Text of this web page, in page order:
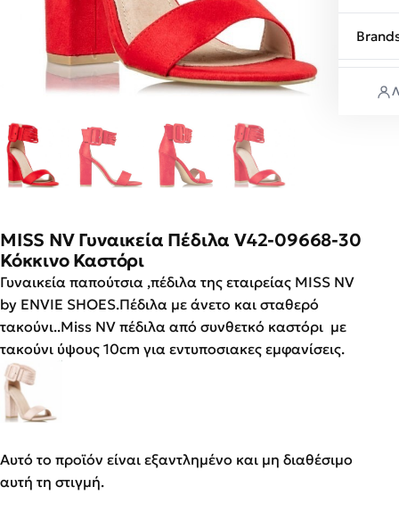
MISS NV Γυναικεία Πέδιλα V42-09668-30
Κόκκινο Καστόρι
Γυναικεία παπούτσια ,πέδιλα της εταιρείας MISS NV
by ENVIE SHOES.Πέδιλα με άνετο και σταθερό
τακούνι..Miss NV πέδιλα από συνθετκό καστόρι με
τακούνι ύψους 10cm για εντυποσιακες εμφανίσεις.
Αυτό το προϊόν είναι εξαντλημένο και μη διαθέσιμο
αυτή τη στιγμή.